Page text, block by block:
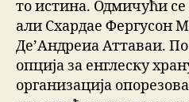
то истина. Одмичући
али Схардае Фергусон
Де’Андреиа Аттаваи.
опција за енглеску
организација